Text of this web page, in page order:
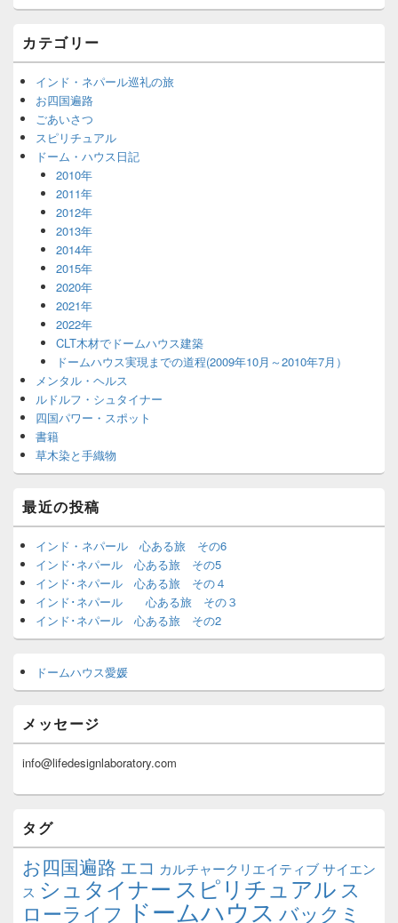
カテゴリー
インド・ネパール巡礼の旅
お四国遍路
ごあいさつ
スピリチュアル
ドーム・ハウス日記
2010年
2011年
2012年
2013年
2014年
2015年
2020年
2021年
2022年
CLT木材でドームハウス建築
ドームハウス実現までの道程(2009年10月～2010年7月）
メンタル・ヘルス
ルドルフ・シュタイナー
四国パワー・スポット
書籍
草木染と手織物
最近の投稿
インド・ネパール 心ある旅 その6
インド･ネパール 心ある旅 その5
インド･ネパール 心ある旅 その４
インド･ネパール 心ある旅 その３
インド･ネパール 心ある旅 その2
ドームハウス愛媛
メッセージ
info@lifedesignlaboratory.com
タグ
お四国遍路 エコ カルチャークリエイティブサイエン
ス シュタイナー スピリチュアル ス
ローライフ ドームハウス バックミ